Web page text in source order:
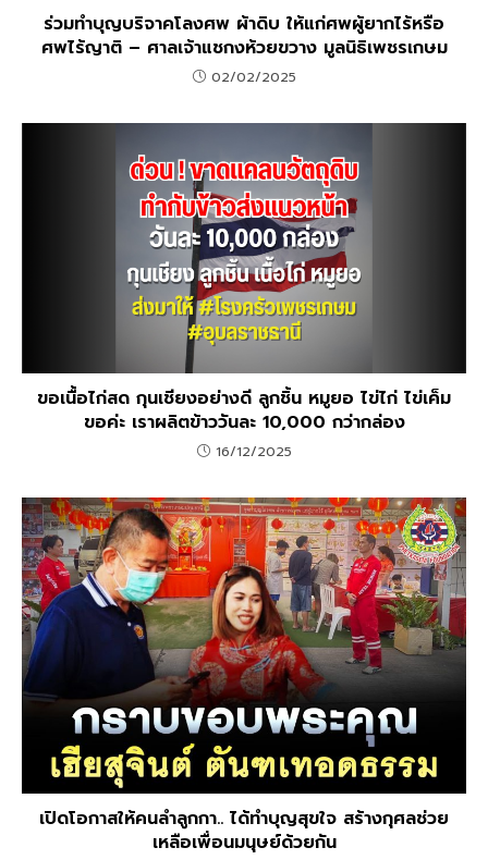
ร่วมทำบุญบริจาคโลงศพ ผ้าดิบ ให้แก่ศพผู้ยากไร้หรือ
ศพไร้ญาติ – ศาลเจ้าแชกงห้วยขวาง มูลนิธิเพชรเกษม
02/02/2025
ขอเนื้อไก่สด กุนเชียงอย่างดี ลูกชิ้น หมูยอ ไข่ไก่ ไข่เค็ม
ขอค่ะ เราผลิตข้าววันละ 10,000 กว่ากล่อง
16/12/2025
เปิดโอกาสให้คนลำลูกกา.. ได้ทำบุญสุขใจ สร้างกุศลช่วย
เหลือเพื่อนมนุษย์ด้วยกัน